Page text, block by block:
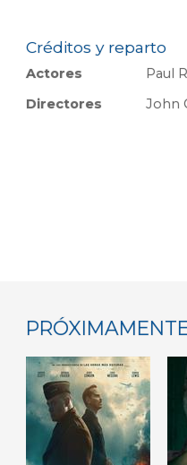
Créditos y reparto
Actores
Paul
Directores
John